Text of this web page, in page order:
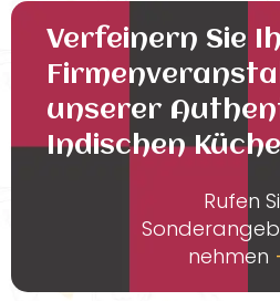
Verfeinern Sie
unserer
Indischen Küche
Rufen
nehmen